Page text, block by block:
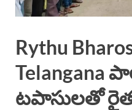
Rythu
Telangana
టపాసులతో